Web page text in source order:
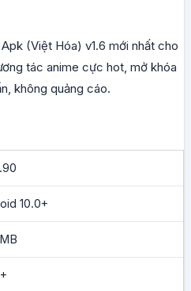
(Việt Hóa) v1.6 mới nhất cho
tác anime cực hot, mở khóa
không quảng cáo.
10.0+